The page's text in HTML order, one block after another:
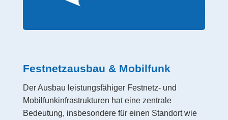
Festnetzausbau & Mobilfunk
Der Ausbau leistungsfähiger Festnetz- und
Mobilfunkinfrastrukturen hat eine zentrale
Bedeutung, insbesondere für einen Standort wie